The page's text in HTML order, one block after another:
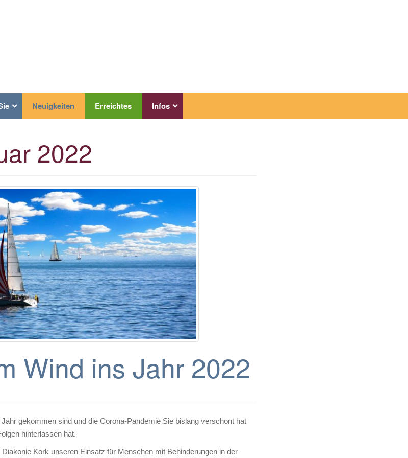
Neuigkeiten Erreichtes Infos
2022
Wind ins Jahr 2022
gekommen sind und die Corona-Pandemie Sie bislang verschont hat
hinterlassen hat.
Kork unseren Einsatz für Menschen mit Behinderungen in der